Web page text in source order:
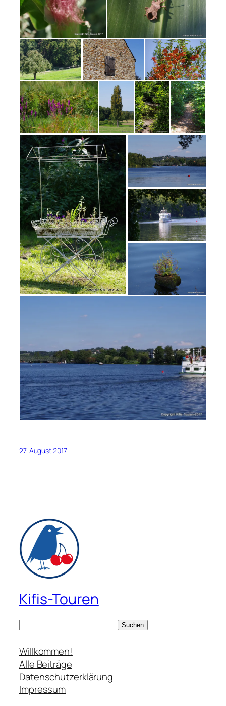
27. August 2017
Kifis-Touren
c
h
e
n
Suchen
Willkommen!
Alle Beiträge
Datenschutzerklärung
Impressum